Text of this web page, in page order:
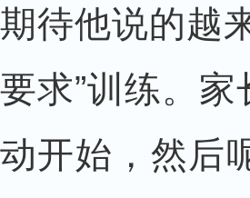
期待他说的越
要求”训练。
动开始，然后